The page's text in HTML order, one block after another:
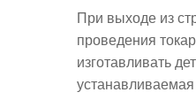
При выходе из
проведения
изготавливать